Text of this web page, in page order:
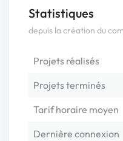
Statistiques
depuis la création du
Projets réalisés
Projets terminés
Tarif horaire moyen
Dernière connexion